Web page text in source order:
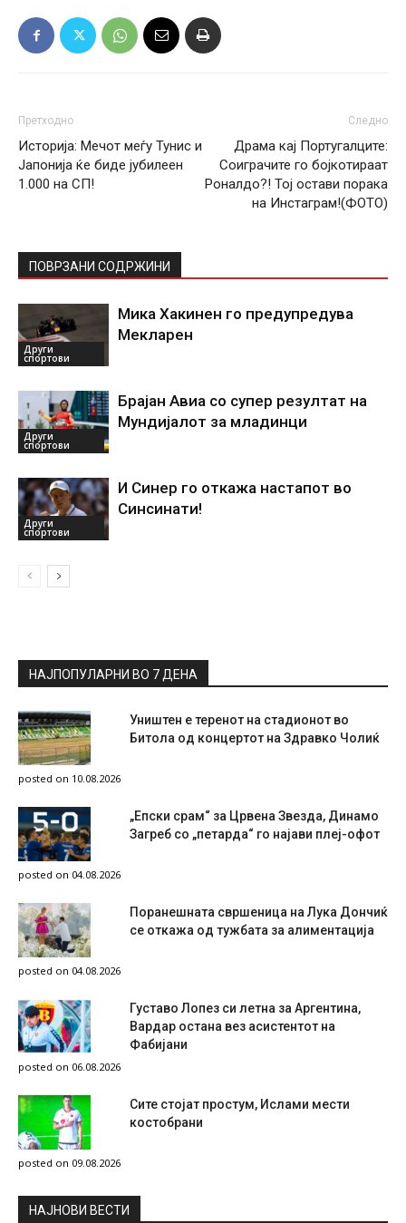
Претходно
Историја: Мечот меѓу Тунис и
Јапонија ќе биде јубилеен
1.000 на СП!
Следно
Драма кај Португалците:
Соиграчите го бојкотираат
Роналдо?! Тој остави порака
на Инстаграм!(ФОТО)
ПОВРЗАНИ СОДРЖИНИ
Други
спортови
Мика Хакинен го предупредува
Мекларен
Други
спортови
Брајан Авиа со супер резултат на
Мундијалот за младинци
Други
спортови
И Синер го откажа настапот во
Синсинати!
НАЈПОПУЛАРНИ ВО 7 ДЕНА
Уништен е теренот на стадионот во
Битола од концертот на Здравко Чолиќ
posted on 10.08.2026
„Епски срам“ за Црвена Звезда, Динамо
Загреб со „петарда“ го најави плеј-офот
posted on 04.08.2026
Поранешната свршеница на Лука Дончиќ
се откажа од тужбата за алиментација
posted on 04.08.2026
Густаво Лопез си летна за Аргентина,
Вардар остана вез асистентот на
Фабијани
posted on 06.08.2026
Сите стојат простум, Ислами мести
костобрани
posted on 09.08.2026
НAЈНОВИ ВЕСТИ